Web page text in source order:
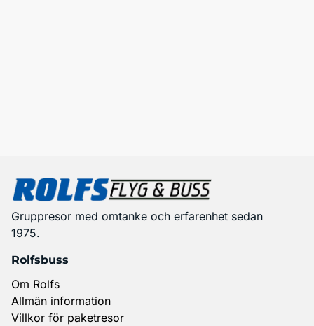
Gruppresor med omtanke och erfarenhet sedan
1975.
Rolfsbuss
Om Rolfs
Allmän information
Villkor för paketresor